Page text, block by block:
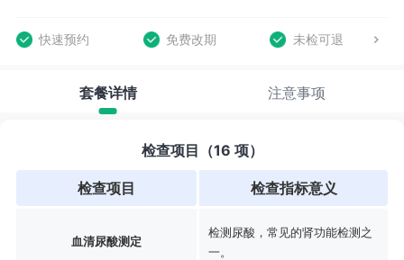
快速预约 免费改期 未检可退
套餐详情 注意事项
检查项目（16 项）
检查项目 检查指标意义
血清尿酸测定
检测尿酸，常见的肾功能检测之
一。